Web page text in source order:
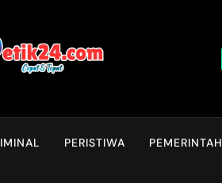
PERISTIWA PEMERINTAH